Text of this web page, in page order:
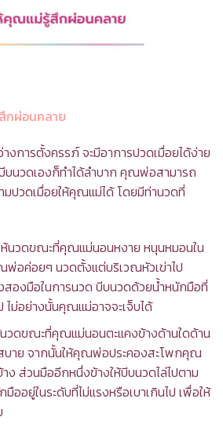
กผ่อนคลาย
การตั้งครรภ์ จะมีอาการปวดเมื่อยได้ง่าย
บีบนวดเองก็ทำได้ลำบาก คุณพ่อสามารถ
ปวดเมื่อยให้คุณแม่ได้ โดยมีท่านวดที่
ห้นวดขณะที่คุณแม่นอนหงาย หนุนหมอนใน
พ่อค่อยๆ นวดตั้งแต่บริเวณหัวเข่าไป
องมือในการนวด บีบนวดด้วยน้ำหนักมือที่
ไม่อย่างนั้นคุณแม่อาจจะเจ็บได้
วดขณะที่คุณแม่นอนตะแคงข้างด้านใดด้าน
บาย จากนั้นให้คุณพ่อประคองสะโพกคุณ
ง ส่วนมืออีกหนึ่งข้างให้บีบนวดไล่ไปตาม
ออยู่ในระดับที่ไม่แรงหรือเบาเกินไป เพื่อให้